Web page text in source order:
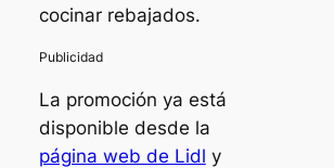
cocinar rebajados.
La promoción ya está
disponible desde la
página web de Lidl y